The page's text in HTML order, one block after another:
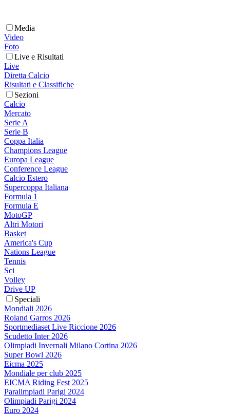
Media
Video
Foto
Live e Risultati
Live
Diretta Calcio
Risultati e Classifiche
Sezioni
Calcio
Mercato
Serie A
Serie B
Coppa Italia
Champions League
Europa League
Conference League
Calcio Estero
Supercoppa Italiana
Formula 1
Formula E
MotoGP
Altri Motori
Basket
America's Cup
Nations League
Tennis
Sci
Volley
Drive UP
Speciali
Mondiali 2026
Roland Garros 2026
Sportmediaset Live Riccione 2026
Scudetto Inter 2026
Olimpiadi Invernali Milano Cortina 2026
Super Bowl 2026
Eicma 2025
Mondiale per club 2025
EICMA Riding Fest 2025
Paralimpiadi Parigi 2024
Olimpiadi Parigi 2024
Euro 2024